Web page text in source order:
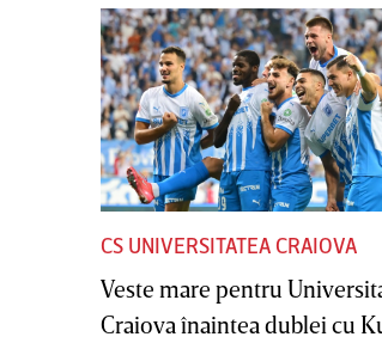
E gata! FCSB a transferat un
jucător campion şi câştigător de
CS UNIVERSITATEA CRAIOVA
Veste mare pentru
Craiova înaintea dublei cu